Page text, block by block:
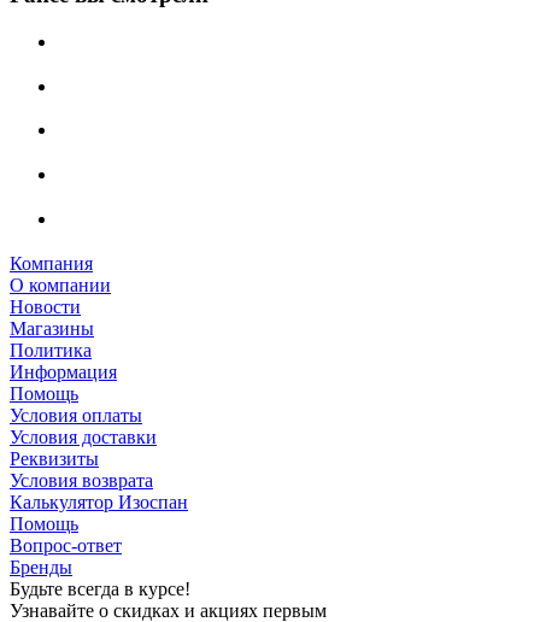
Компания
О компании
Новости
Магазины
Политика
Информация
Помощь
Условия оплаты
Условия доставки
Реквизиты
Условия возврата
Калькулятор Изоспан
Помощь
Вопрос-ответ
Бренды
Будьте всегда в курсе!
Узнавайте о скидках и акциях первым